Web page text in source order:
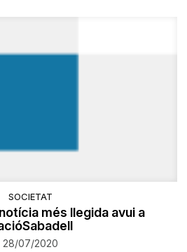
SOCIETAT
més llegida avui a
28/07/2020